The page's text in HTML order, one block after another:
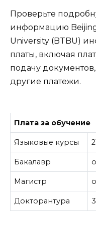
Проверьте
информацию
University (BTBU)
платы, включая
подачу
другие платежи.
Плата за обучение
Языковые курсы
Бакалавр
Магистр
Докторантура